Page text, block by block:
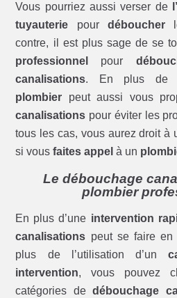
Vous pourriez aussi verser de
tuyauterie pour déboucher
contre, il est plus sage de se
professionnel
pour
canalisations. En plus de
plombier peut aussi vous
canalisations pour éviter les
tous les cas, vous aurez droit à
si vousfaites appel à un
Le débouchage
plombier
En plus d’une intervention
canalisations peut se faire en
plus de l’utilisation d’un
intervention, vous pouvez
catégories dedébouchage